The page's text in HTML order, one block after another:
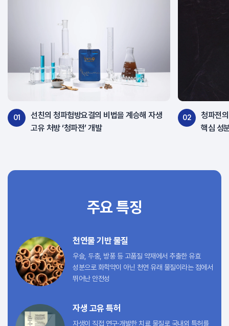
01
선친의 청파험방요결의 비법을 계승해 자생
고유 처방 ‘청파전’ 개발
02
청파전
핵심 성
주요 특징
천연물 기반 물질
우슬, 두충, 방풍 등 고품질 약재에서 추출한 유효
성분으로 화학약이 아닌 천연 유래 물질이라는 점에서
뛰어난 안전성
자생 고유 특허
자생이 직접 연구·개발한 치료 물질로 국내외 특허를